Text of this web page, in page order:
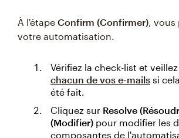
À l'étape Confirm (Confirmer), vous
votre automatisation.
Vérifiez la check-list et veillez
chacun de vos e-mails si
été fait.
Cliquez sur Resolve
(Modifier) pour modifier les
composantes de